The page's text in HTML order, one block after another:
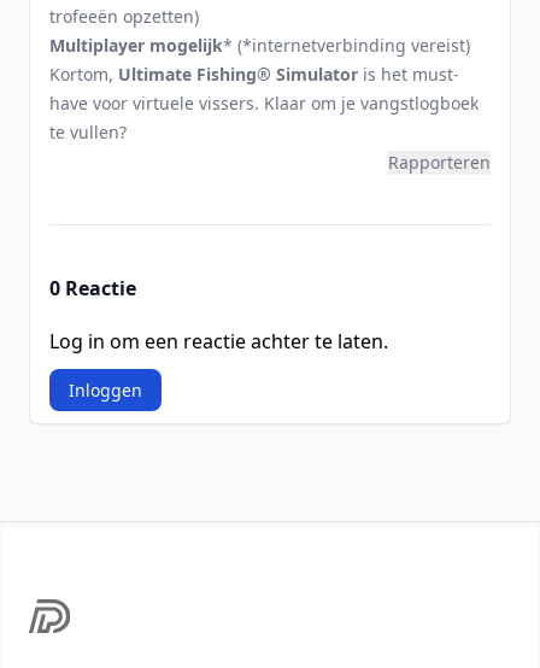
trofeeën opzetten)
Multiplayer mogelijk* (*internetverbinding vereist)
Kortom, Ultimate Fishing® Simulator is het must-
have voor virtuele vissers. Klaar om je vangstlogboek
te vullen?
Rapporteren
0 Reactie
Log in om een reactie achter te laten.
Inloggen